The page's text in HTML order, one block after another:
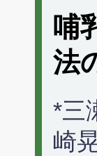
哺
法
*三
崎